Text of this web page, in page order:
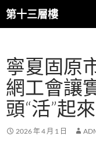
跳
至
內
第十三層樓
搜
尋
寧夏固原
網工會讓
頭“活”起來
2026 年 4 月 1 日